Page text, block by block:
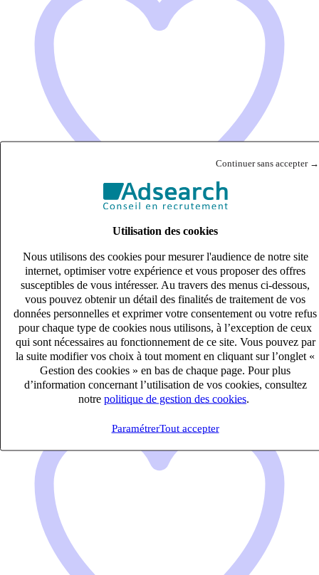
Continuer sans accepter →
Utilisation des cookies
Nous utilisons des cookies pour mesurer l'audience de notre site
internet, optimiser votre expérience et vous proposer des offres
susceptibles de vous intéresser. Au travers des menus ci-dessous,
vous pouvez obtenir un détail des finalités de traitement de vos
données personnelles et exprimer votre consentement ou votre refus
pour chaque type de cookies nous utilisons, à l’exception de ceux
qui sont nécessaires au fonctionnement de ce site. Vous pouvez par
la suite modifier vos choix à tout moment en cliquant sur l’onglet «
Gestion des cookies » en bas de chaque page. Pour plus
d’information concernant l’utilisation de vos cookies, consultez
notre politique de gestion des cookies
ParamétrerTout accepter
Expert-comptable (H/F)
CDI
60k – 70k €
QUIMPER, Finistère (29000)
Publié le 06/08/2026
Audit & Expertise Comptable